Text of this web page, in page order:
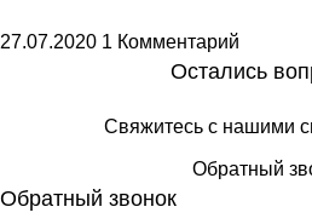
27.07.2020 1 Комментарий
Остались
Свяжитесь с нашими
Обратный
Обратный звонок